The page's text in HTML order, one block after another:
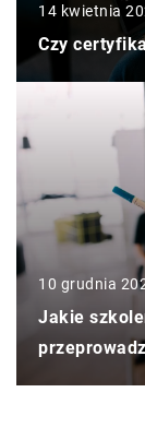
14 kwietnia
Czy
10 grudnia
Jakie